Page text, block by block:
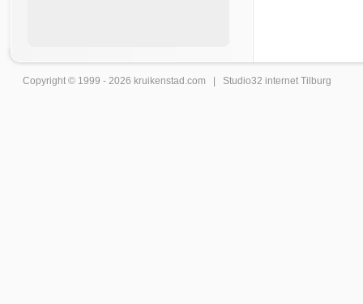
Copyright © 1999 - 2026 kruikenstad .com | Studio32 internet Tilburg